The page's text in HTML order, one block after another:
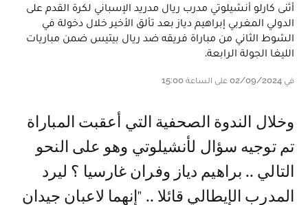
أثنى كارلو أنشيلوتي مدرب ريال مدريد الإسباني لكرة القدم على
الدولي المغربي إبراهيم دياز بعد تألق الأخير خلال دخولة في
الشوط الثاني من مباراة فريقه ضد ريال بيتيس ضمن مباريات
الليغا الجولة الرابعة.
في 02/09/2024 على الساعة 15:00
و خلال الندوة الصحفية التي أعقبت المباراة
تم توجيه سؤال لأنشيلوتي وهو على النحو
التالي .. براهيم دياز وفران غارسيا ؟ ليرد
المدرب الإيطالي قائلا .. "إنهما لاعبان جيدان